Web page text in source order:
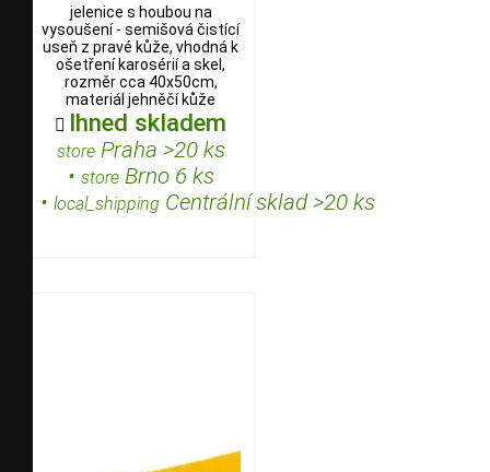
jelenice s houbou na
vysoušení - semišová čistící
useň z pravé kůže, vhodná k
ošetření karosérií a skel,
rozměr cca 40x50cm,
materiál jehněčí kůže
 Ihned skladem
storePraha >20 ks
• storeBrno 6 ks
• local_shipping Centrální sklad >20 ks